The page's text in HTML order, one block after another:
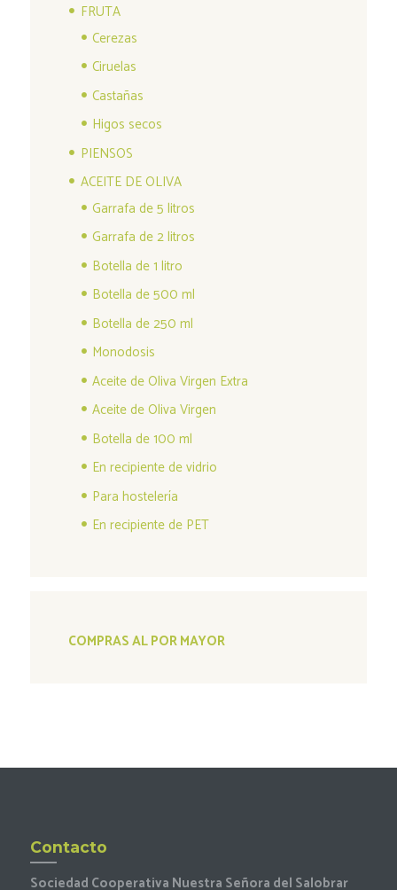
FRUTA
Cerezas
Ciruelas
Castañas
Higos secos
PIENSOS
ACEITE DE OLIVA
Garrafa de 5 litros
Garrafa de 2 litros
Botella de 1 litro
Botella de 500 ml
Botella de 250 ml
Monodosis
Aceite de Oliva Virgen Extra
Aceite de Oliva Virgen
Botella de 100 ml
En recipiente de vidrio
Para hostelería
En recipiente de PET
COMPRAS AL POR MAYOR
Contacto
Sociedad Cooperativa Nuestra Señora del Salobrar